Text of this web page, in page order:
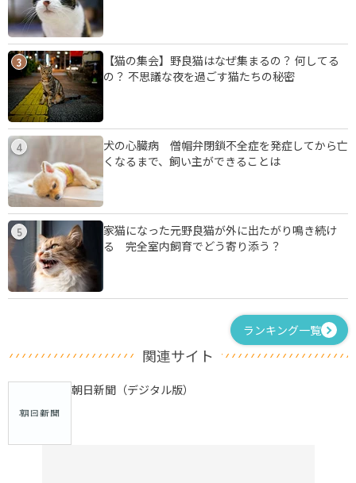
3
【猫の集会】野良猫はなぜ集まるの？ 何してる
の？ 不思議な夜を過ごす猫たちの秘密
4
犬の心臓病 僧帽弁閉鎖不全症を発症してから亡
くなるまで、飼い主ができることは
5
家猫になった元野良猫が外に出たがり鳴き続け
る 完全室内飼育でどう寄り添う？
ランキング一覧
関連サイト
朝日新聞（デジタル版）